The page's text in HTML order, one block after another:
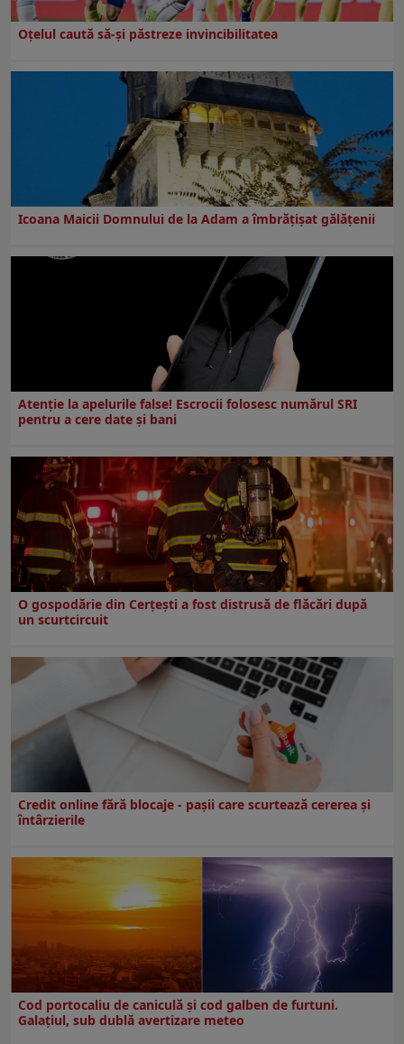
Oțelul caută să-și păstreze invincibilitatea
Icoana Maicii Domnului de la Adam a îmbrățișat gălățenii
Atenție la apelurile false! Escrocii folosesc numărul SRI
pentru a cere date și bani
O gospodărie din Cerțești a fost distrusă de flăcări după
un scurtcircuit
Credit online fără blocaje - pașii care scurtează cererea și
întârzierile
Cod portocaliu de caniculă și cod galben de furtuni.
Galațiul, sub dublă avertizare meteo